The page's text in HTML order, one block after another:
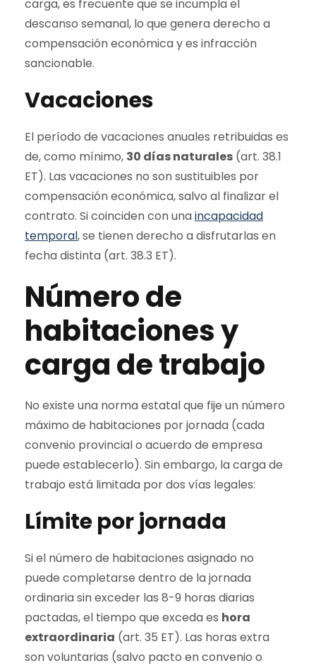
carga, es frecuente que se incumpla el
descanso semanal, lo que genera derecho a
compensación económica y es infracción
sancionable.
Vacaciones
El período de vacaciones anuales retribuidas es
de, como mínimo, 30 días naturales (art. 38.1
ET). Las vacaciones no son sustituibles por
compensación económica, salvo al finalizar el
contrato. Si coinciden con unaincapacidad
temporal, se tienen derecho a disfrutarlas en
fecha distinta (art. 38.3 ET).
Número de
habitaciones y
carga de trabajo
No existe una norma estatal que fije un número
máximo de habitaciones por jornada (cada
convenio provincial o acuerdo de empresa
puede establecerlo). Sin embargo, la carga de
trabajo está limitada por dos vías legales:
Límite por jornada
Si el número de habitaciones asignado no
puede completarse dentro de la jornada
ordinaria sin exceder las 8-9 horas diarias
pactadas, el tiempo que exceda es hora
extraordinaria (art. 35 ET). Las horas extra
son voluntarias (salvo pacto en convenio o